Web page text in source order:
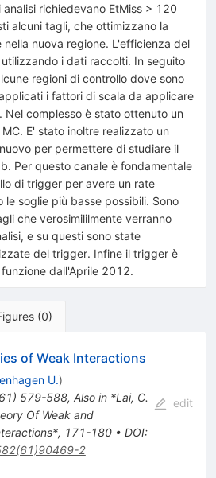
richiedevano EtMiss > 120
alcuni tagli, che ottimizzano la
nuova regione. L'efficienza del
i dati raccolti. In seguito
regioni di controllo dove sono
i fattori di scala da applicare
Nel complesso è stato ottenuto un
E' stato inoltre realizzato un
per permettere di studiare il
Per questo canale è fondamentale
di trigger per avere un rate
soglie più basse possibili. Sono
che verosimililmente verranno
e su questi sono state
del trigger. Infine il trigger è
dall'Aprile 2012.
(0)
of Weak Interactions
U.)
) 579-588, Also in *Lai, C.
Of Weak and
171-180• DOI:
2
edit